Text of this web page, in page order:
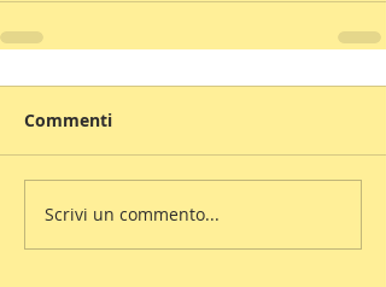
Commenti
Scrivi un commento...